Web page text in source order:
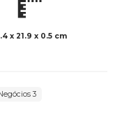
x 21.9 x 0.5 cm
3